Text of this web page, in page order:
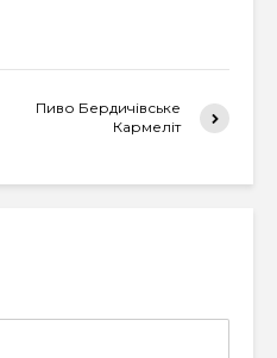
Пиво Бердичівське
Кармеліт